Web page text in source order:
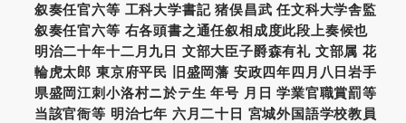
叙奏任官六等 工科大学書記 猪俣昌武 任文科大学舎監
叙奏任官六等 右各頭書之通任叙相成度此段上奏候也
明治二十年十二月九日 文部大臣子爵森有礼 文部属 花
輪虎太郎 東京府平民 旧盛岡藩 安政四年四月八日岩手
県盛岡江刺小洛村ニ於テ生 年号 月日 学業官職賞罰等
当該官衙等 明治七年 六月二十日 宮城外国語学校教員